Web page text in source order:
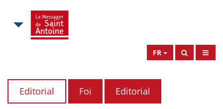
FR
Editorial Foi Editorial